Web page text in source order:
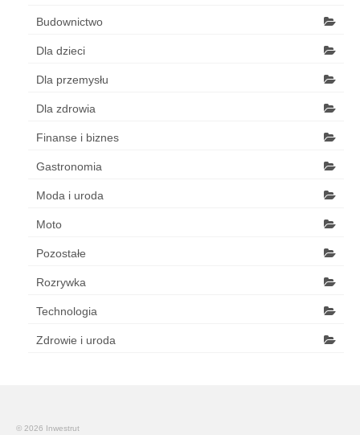
Budownictwo
Dla dzieci
Dla przemysłu
Dla zdrowia
Finanse i biznes
Gastronomia
Moda i uroda
Moto
Pozostałe
Rozrywka
Technologia
Zdrowie i uroda
© 2026 Inwestrut